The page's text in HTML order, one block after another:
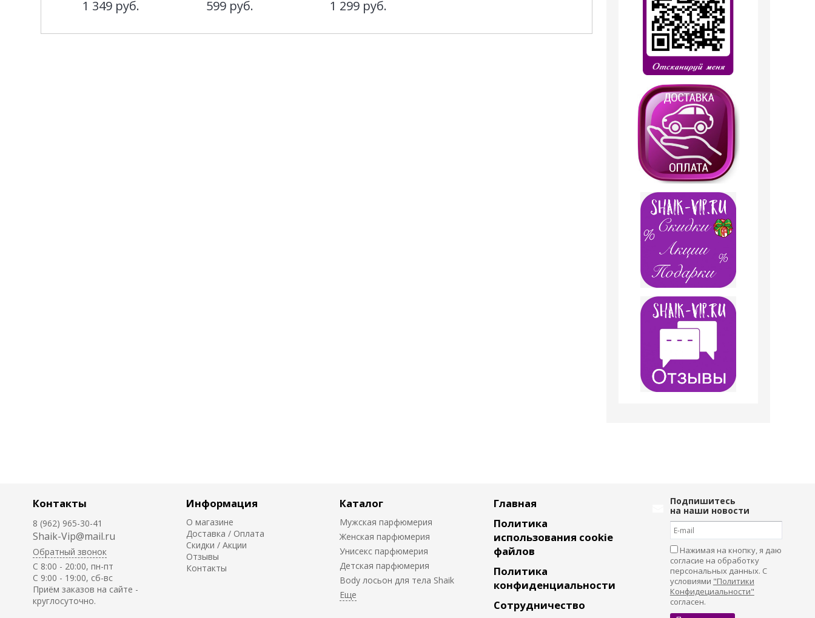
1 349 руб. 599 руб. 1 299 руб.
Контакты
8 (962) 965-30-41
Shaik-Vip@mail.ru
Обратный звонок
C 8:00 - 20:00, пн-пт
С 9:00 - 19:00, сб-вс
Приём заказов на сайте -
круглосуточно.
Информация
О магазине
Доставка / Оплата
Скидки / Акции
Отзывы
Контакты
Каталог
Мужская парфюмерия
Женская парфюмерия
Унисекс парфюмерия
Детская парфюмерия
Body лосьон для тела Shaik
Главная
Политика
использования cookie
файлов
Политика
конфиденциальности
Сотрудничество
Подпишитесь
на наши новости
Нажимая на кнопку, я даю
согласие на обработку
персональных данных. С
условиями "Политики
Конфидециальности"
согласен.